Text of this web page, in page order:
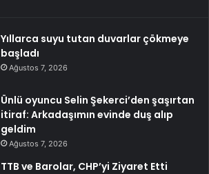
Yıllarca suyu tutan duvarlar çökmeye
başladı
Ağustos 7, 2026
Ünlü oyuncu Selin Şekerci’den şaşırtan
itiraf: Arkadaşımın evinde duş alıp
geldim
Ağustos 7, 2026
TTB ve Barolar, CHP’yi Ziyaret Etti